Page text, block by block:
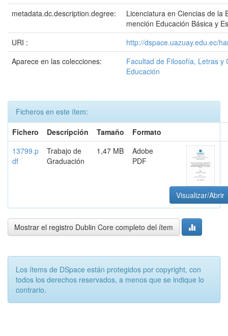
metadata.dc.description.degree:
Licenciatura en Ciencias de la
mención Educación Básica y
URI :
http://dspace.uazuay.edu.ec/
Aparece en las colecciones:
Facultad de Filosofía, Letras y
Educación
Ficheros en este ítem:
Fichero
Descripción Tamaño
Formato
13799.p
df
Trabajo de
Graduación
1,47 MB
Adobe
PDF
Visualizar/Abrir
Mostrar el registro Dublin Core completo del ítem
Los ítems de DSpace están protegidos por copyright, con
todos los derechos reservados, a menos que se indique lo
contrario.